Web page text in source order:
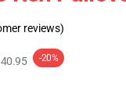
reviews)
-20%